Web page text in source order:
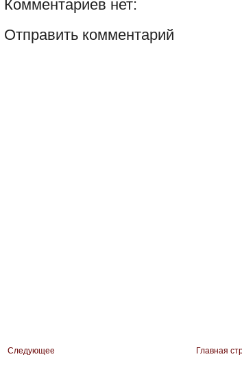
Комментариев нет:
Отправить комментарий
Следующее Главная